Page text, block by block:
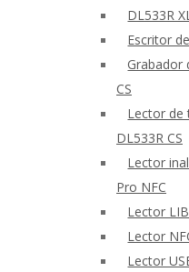
DL533R
Escritor
Grabador
CS
Lector de
DL533R CS
Lector
Pro NFC
Lector
Lector
Lector